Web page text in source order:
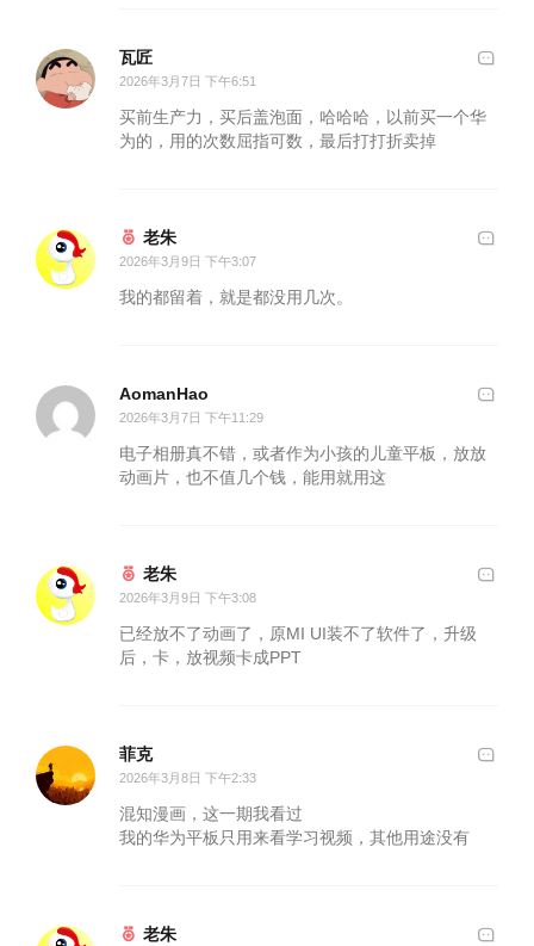
瓦匠
2026年3月7日 下午6:51
买前生产力，买后盖泡面，哈哈哈，以前买一个华
为的，用的次数屈指可数，最后打打折卖掉
老朱
2026年3月9日 下午3:07
我的都留着，就是都没用几次。
AomanHao
2026年3月7日 下午11:29
电子相册真不错，或者作为小孩的儿童平板，放放
动画片，也不值几个钱，能用就用这
老朱
2026年3月9日 下午3:08
已经放不了动画了，原MI UI装不了软件了，升级
后，卡，放视频卡成PPT
菲克
2026年3月8日 下午2:33
混知漫画，这一期我看过
我的华为平板只用来看学习视频，其他用途没有
老朱